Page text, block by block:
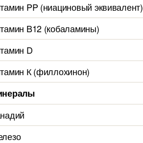
PP (ниациновый эквивалент)
B12 (кобаламины)
D
К (филлохинон)